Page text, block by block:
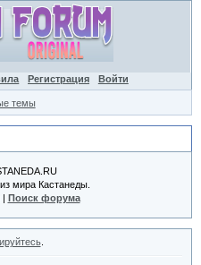
Регистрация Войти
темы
мира Кастанеды.
| Поиск форума
.